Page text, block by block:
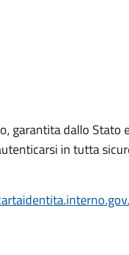
garantita dallo Stato
in tutta